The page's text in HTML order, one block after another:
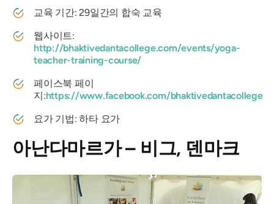
교육 기간: 29일간의 합숙 교육
웹사이트:
http://bhaktivedantacollege.com/events/yoga-
teacher-training-course/
페이스북 페이
지:https://www.facebook.com/bhaktivedantacollege
요가 기법: 하타 요가
아난다마르가 – 비그, 덴마크